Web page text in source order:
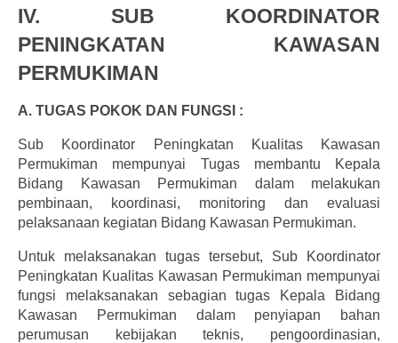
IV. SUB KOORDINATOR
PENINGKATAN KAWASAN
PERMUKIMAN
A. TUGAS POKOK DAN FUNGSI :
Sub Koordinator Peningkatan Kualitas Kawasan
Permukiman mempunyai Tugas membantu Kepala
Bidang Kawasan Permukiman dalam melakukan
pembinaan, koordinasi, monitoring dan evaluasi
pelaksanaan kegiatan Bidang Kawasan Permukiman.
Untuk melaksanakan tugas tersebut, Sub Koordinator
Peningkatan Kualitas Kawasan Permukiman mempunyai
fungsi melaksanakan sebagian tugas Kepala Bidang
Kawasan Permukiman dalam penyiapan bahan
perumusan kebijakan teknis, pengoordinasian,